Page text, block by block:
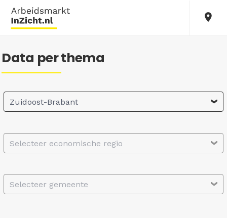
Data per thema
Zuidoost-Brabant
Selecteer economische regio
Selecteer gemeente